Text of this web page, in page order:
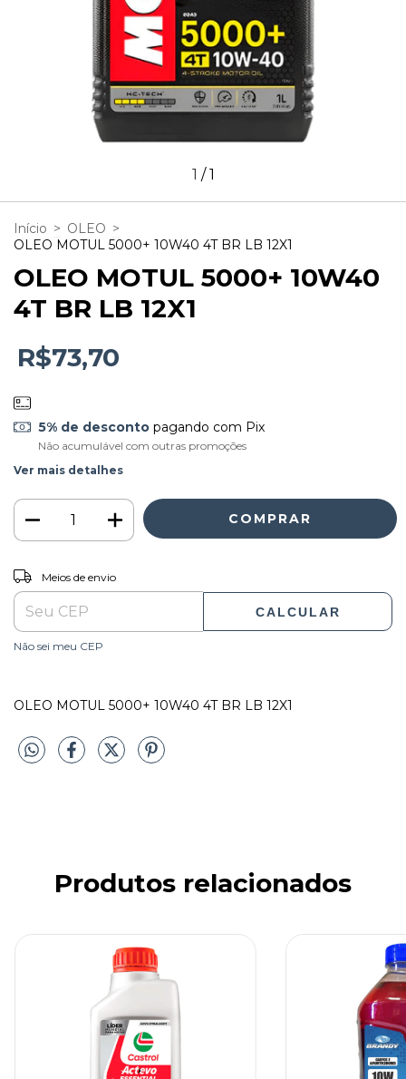
1 /1
Início > OLEO >
OLEO MOTUL 5000+ 10W40 4T BR LB 12X1
OLEO MOTUL 5000+ 10W40
4T BR LB 12X1
R$73,70
5% de descontopagando com Pix
Não acumulável com outras promoções
Ver mais detalhes
Entregas para o CEP:
Meios de envio
CALCULAR
Não sei meu CEP
OLEO MOTUL 5000+ 10W40 4T BR LB 12X1
Produtos relacionados